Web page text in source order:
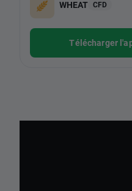
WHEAT CFD
Télécharger